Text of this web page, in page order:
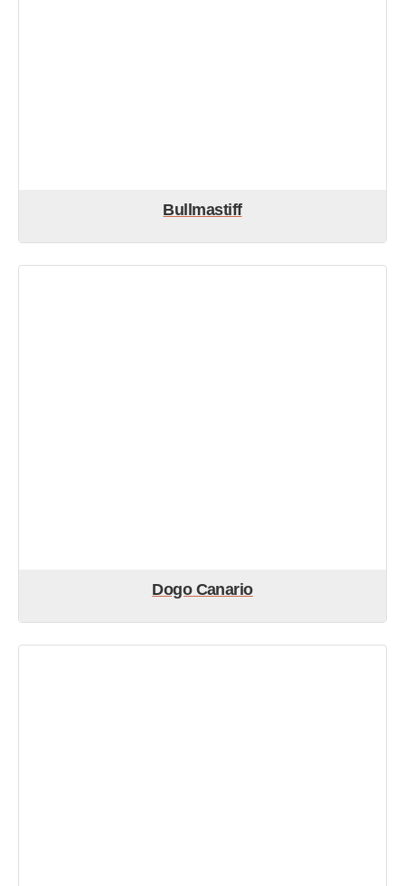
Bullmastiff
Dogo Canario